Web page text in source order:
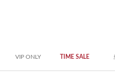
VIP ONLY TIME SALE